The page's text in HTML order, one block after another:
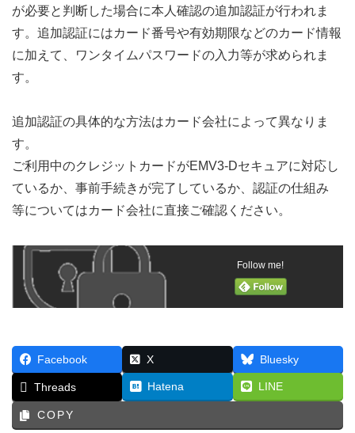
が必要と判断した場合に本人確認の追加認証が行われま
す。追加認証にはカード番号や有効期限などのカード情報
に加えて、ワンタイムパスワードの入力等が求められま
す。
追加認証の具体的な方法はカード会社によって異なりま
す。
ご利用中のクレジットカードがEMV3-Dセキュアに対応し
ているか、事前手続きが完了しているか、認証の仕組み
等についてはカード会社に直接ご確認ください。
Follow me!
Facebook X Bluesky
Threads Hatena LINE
COPY